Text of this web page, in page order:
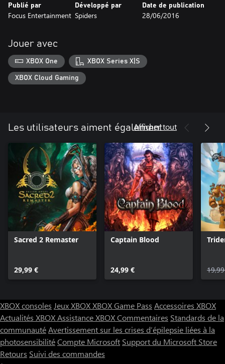
Publié par
Focus Entertainment
Développé par
Spiders
Date de publication
28/06/2016
Jouer avec
XBOX One XBOX Series X|S
XBOX Cloud Gaming
Les utilisateurs aiment également
Afficher tout
Sacred 2 Remaster
29,99 €
Captain Blood
24,99 €
XBOX consoles Jeux XBOXXBOX Game Pass Accessoires XBOX
Actualités XBOXAssistance XBOXCommentaires Standards de la
communautéAvertissement sur les crises d’épilepsie liées à la
photosensibilitéCompte Microsoft Support du Microsoft Store
Retours Suivi des commandes